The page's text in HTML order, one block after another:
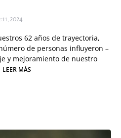
2024
62 años de trayectoria,
de personas influyeron –
y mejoramiento de nuestro
LEER MÁS